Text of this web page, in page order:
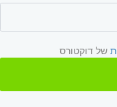
של דוקטורס